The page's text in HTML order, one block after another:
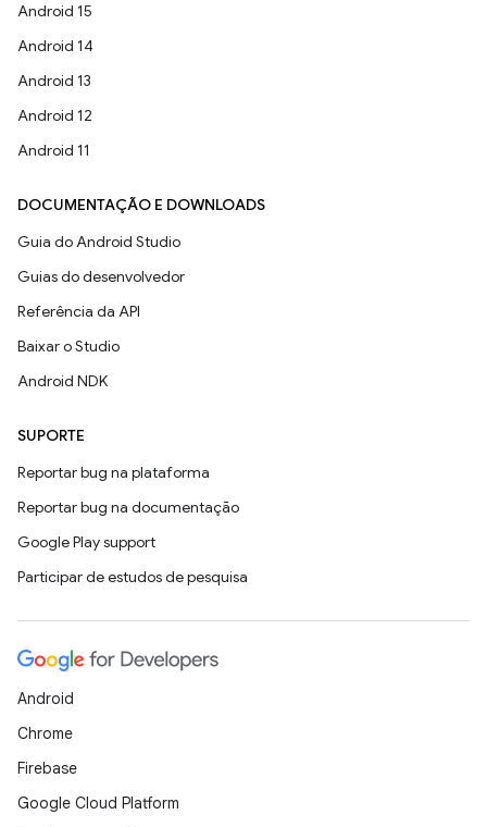
Android 15
Android 14
Android 13
Android 12
Android 11
DOCUMENTAÇÃO E DOWNLOADS
Guia do Android Studio
Guias do desenvolvedor
Referência da API
Baixar o Studio
Android NDK
SUPORTE
Reportar bug na plataforma
Reportar bug na documentação
Google Play support
Participar de estudos de pesquisa
Android
Chrome
Firebase
Google Cloud Platform